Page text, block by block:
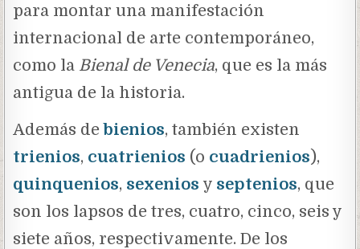
para montar una manifestación
internacional de arte contemporáneo,
como la Bienal de Venecia, que es la más
antigua de la historia.
Además debienios, también existen
trienios, cuatrienios (o cuadrienios),
quinquenios, sexenios y septenios, que
son los lapsos de tres, cuatro, cinco, seis y
siete años, respectivamente. De los